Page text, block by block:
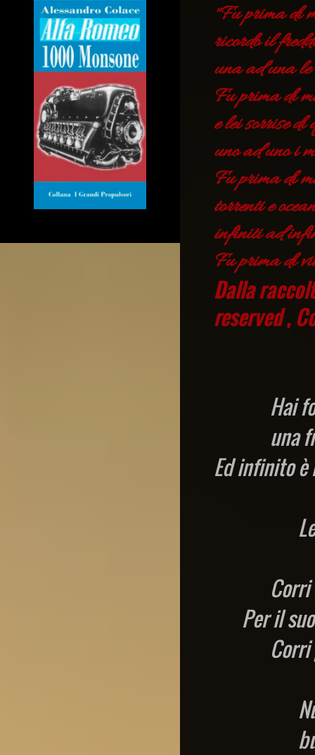
"Fu prima di
ricordo il
una ad una
Fu prima di
e lei sorrise
uno ad uno i
Fu prima di
torrenti e
infiniti ad
Fu prima di
Dalla
reserved ,
Hai
una
Ed infinito è
Per il